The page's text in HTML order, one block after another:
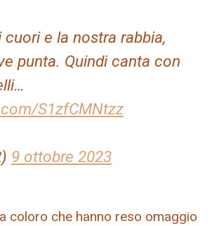
e la nostra rabbia,
punta. Quindi canta con
S1zfCMNtzz
9 ottobre 2023
coloro che hanno reso omaggio